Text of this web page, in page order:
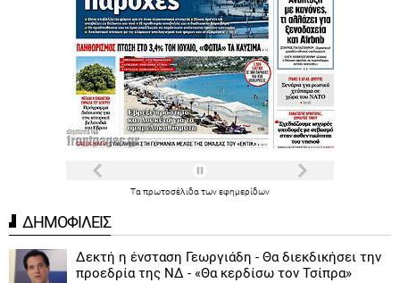
Ταπρωτοσέλιδατωνεφημερίδων
ΔΗΜΟΦΙΛΕΙΣ
Δεκτή η ένσταση Γεωργιάδη - Θα διεκδικήσει την
προεδρία της ΝΔ - «Θα κερδίσω τον Τσίπρα»